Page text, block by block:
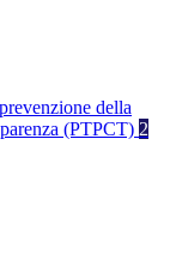
della
(PTPCT) 2